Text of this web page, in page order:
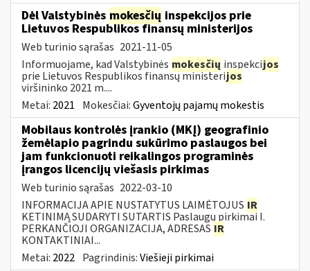
Dėl Valstybinės mokesčių inspekcijos prie
Lietuvos Respublikos finansų ministerijos
Web turinio sąrašas 2021-11-05
Informuojame, kad Valstybinės mokesčių inspekcijos
prie Lietuvos Respublikos finansų ministerijos
viršininko 2021 m....
Metai: 2021 Mokesčiai:Gyventojų pajamų mokestis
Mobilaus kontrolės įrankio (MKĮ) geografinio
žemėlapio pagrindu sukūrimo paslaugos bei
jam funkcionuoti reikalingos programinės
įrangos licencijų viešasis pirkimas
Web turinio sąrašas 2022-03-10
INFORMACIJA APIE NUSTATYTUS LAIMĖTOJUS IR
KETINIMĄ SUDARYTI SUTARTIS Paslaugų pirkimai I.
PERKANČIOJI ORGANIZACIJA, ADRESAS IR
KONTAKTINIAI...
Metai: 2022 Pagrindinis:Viešieji pirkimai